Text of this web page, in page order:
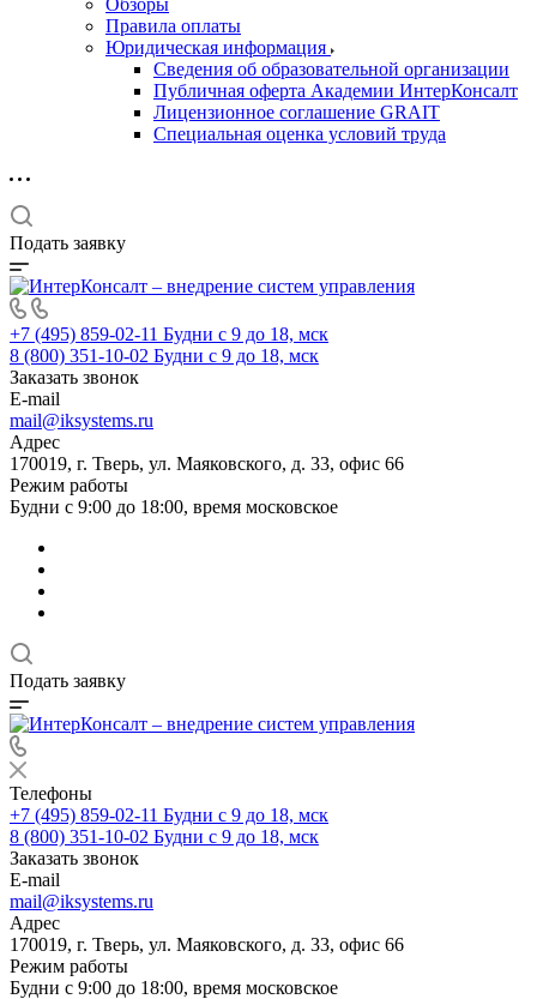
Обзоры
Правила оплаты
Юридическая информация
Сведения об образовательной организации
Публичная оферта Академии ИнтерКонсалт
Лицензионное соглашение GRAIT
Специальная оценка условий труда
Подать заявку
+7 (495) 859-02-11 Будни с 9 до 18, мск
8 (800) 351-10-02 Будни с 9 до 18, мск
Заказать звонок
E-mail
mail@iksystems.ru
Адрес
170019, г. Тверь, ул. Маяковского, д. 33, офис 66
Режим работы
Будни с 9:00 до 18:00, время московское
Подать заявку
Телефоны
+7 (495) 859-02-11 Будни с 9 до 18, мск
8 (800) 351-10-02 Будни с 9 до 18, мск
Заказать звонок
E-mail
mail@iksystems.ru
Адрес
170019, г. Тверь, ул. Маяковского, д. 33, офис 66
Режим работы
Будни с 9:00 до 18:00, время московское